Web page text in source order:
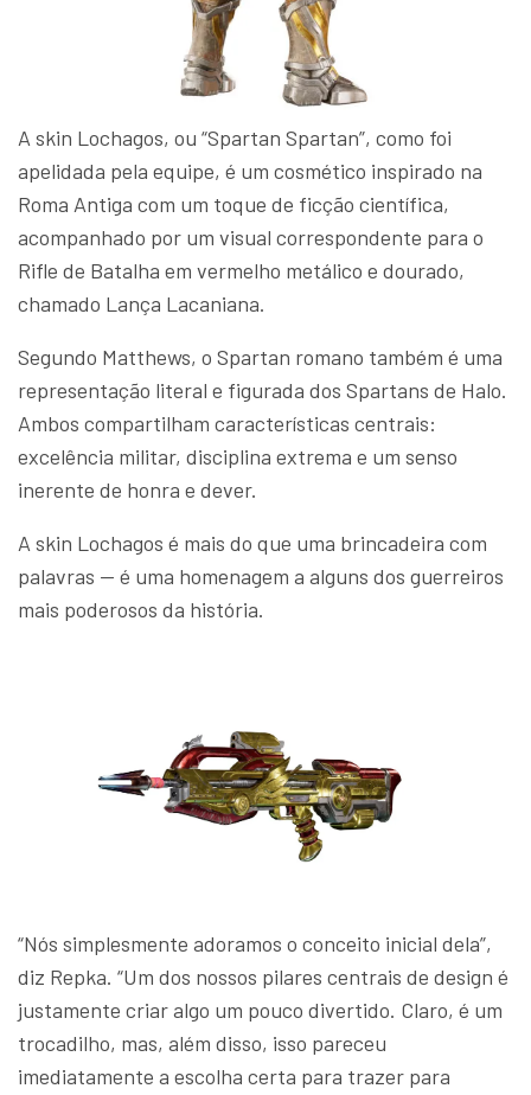
A skin Lochagos, ou “Spartan Spartan”, como foi
apelidada pela equipe, é um cosmético inspirado na
Roma Antiga com um toque de ficção científica,
acompanhado por um visual correspondente para o
Rifle de Batalha em vermelho metálico e dourado,
chamado Lança Lacaniana.
Segundo Matthews, o Spartan romano também é uma
representação literal e figurada dos Spartans de Halo.
Ambos compartilham características centrais:
excelência militar, disciplina extrema e um senso
inerente de honra e dever.
A skin Lochagos é mais do que uma brincadeira com
palavras — é uma homenagem a alguns dos guerreiros
mais poderosos da história.
“Nós simplesmente adoramos o conceito inicial dela”,
diz Repka. “Um dos nossos pilares centrais de design é
justamente criar algo um pouco divertido. Claro, é um
trocadilho, mas, além disso, isso pareceu
imediatamente a escolha certa para trazer para